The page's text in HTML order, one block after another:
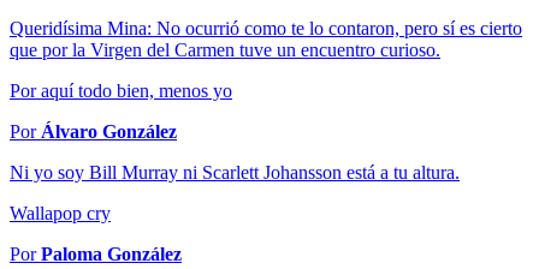
Queridísima Mina: No ocurrió como te lo contaron, pero sí es cierto
que por la Virgen del Carmen tuve un encuentro curioso.
Por aquí todo bien, menos yo
Por Álvaro González
Ni yo soy Bill Murray ni Scarlett Johansson está a tu altura.
Wallapop cry
PorPaloma González